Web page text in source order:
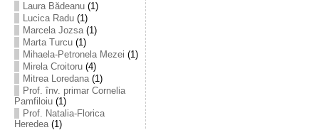
Laura Bădeanu(1)
Lucica Radu(1)
Marcela Jozsa(1)
Marta Turcu(1)
Mihaela-Petronela Mezei (1)
Mirela Croitoru(4)
Mitrea Loredana(1)
Prof. înv. primar Cornelia
Pamfiloiu(1)
Prof. Natalia-Florica
Heredea(1)